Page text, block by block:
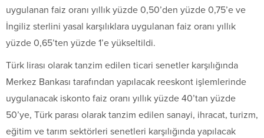
uygulanan faiz oranı yıllık yüzde 0,50’den yüzde 0,75’e ve
İngiliz sterlini yasal karşılıklara uygulanan faiz oranı yıllık
yüzde 0,65’ten yüzde 1’e yükseltildi.
Türk lirası olarak tanzim edilen ticari senetler karşılığında
Merkez Bankası tarafından yapılacak reeskont işlemlerinde
uygulanacak iskonto faiz oranı yıllık yüzde 40’tan yüzde
50’ye, Türk parası olarak tanzim edilen sanayi, ihracat, turizm,
eğitim ve tarım sektörleri senetleri karşılığında yapılacak